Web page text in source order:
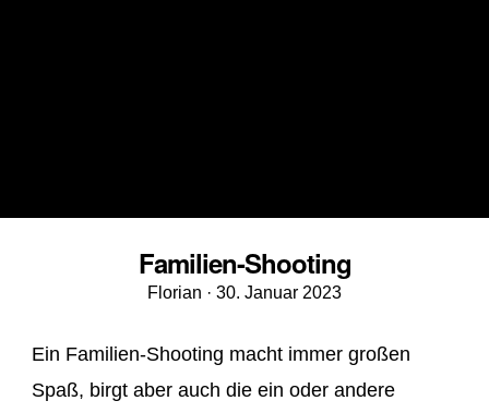
Familien-Shooting
Florian · Veröffentlicht
30. Januar 2023
Ein Familien-Shooting macht immer großen
Spaß, birgt aber auch die ein oder andere